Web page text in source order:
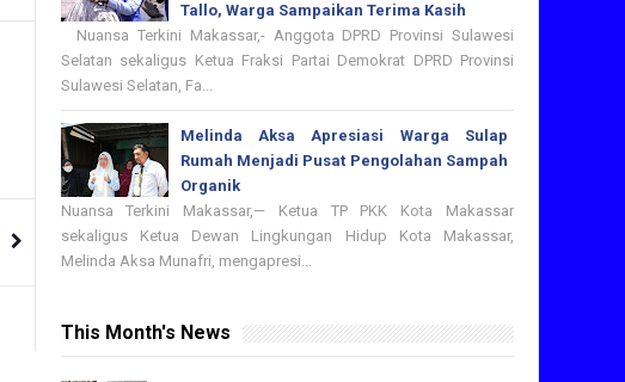
Tallo, Warga Sampaikan Terima Kasih
Nuansa Terkini Makassar,- Anggota DPRD Provinsi Sulawesi
Selatan sekaligus Ketua Fraksi Partai Demokrat DPRD Provinsi
Sulawesi Selatan, Fa...
Melinda Aksa Apresiasi Warga Sulap
Rumah Menjadi Pusat Pengolahan Sampah
Organik
Nuansa Terkini Makassar,— Ketua TP PKK Kota Makassar
sekaligus Ketua Dewan Lingkungan Hidup Kota Makassar,
Melinda Aksa Munafri, mengapresi...
This Month's News